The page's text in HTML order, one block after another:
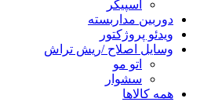
اسپیکر
دوربین مداربسته
ویدئو پروژکتور
وسایل اصلاح /ریش تراش
اتو مو
سشوار
همه کالاها